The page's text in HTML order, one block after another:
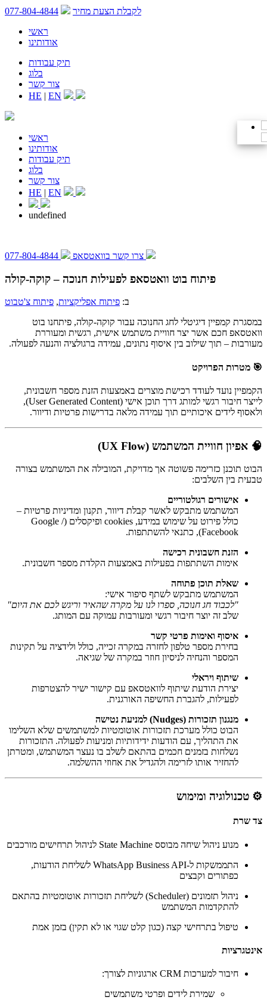
לקבלת הצעת מחיר
077-804-4844
ראשי
אודותינו
תיק עבודות
בלוג
צור קשר
HE | EN
ראשי
אודותינו
תיק עבודות
בלוג
צור קשר
HE | EN
undefined
צרו קשר בוואטסאפ 077-804-4844
פיתוח בוט וואטסאפ לפעילות חנוכה – קוקה-קולה
ב: פיתוח אפליקציות, פיתוח צ'טבוט
במסגרת קמפיין דיגיטלי לחג החנוכה עבור קוקה-קולה, פיתחנו בוט
וואטסאפ חכם אשר יצר חוויית משתמש אישית, רגשית ומעוררת
מעורבות – תוך שילוב בין איסוף נתונים, עמידה ברגולציה והנעה לפעולה.
🎯 מטרות הפרויקט
הקמפיין נועד לעודד רכישת מוצרים באמצעות הזנת מספר חשבונית,
לייצר חיבור רגשי למותג דרך תוכן אישי (User Generated Content),
ולאסוף לידים איכותיים תוך עמידה מלאה בדרישות פרטיות ודיוור.
🧠 אפיון חוויית המשתמש (UX Flow)
הבוט תוכנן כזרימה פשוטה אך מדויקת, המובילה את המשתמש בצורה
טבעית בין השלבים:
אישורים רגולטוריים
המשתמש מתבקש לאשר קבלת דיוור, תקנון ומדיניות פרטיות –
כולל פירוט על שימוש במידע, cookies ופיקסלים (Google /
Facebook), כתנאי להשתתפות.
הזנת חשבונית רכישה
אימות השתתפות בפעילות באמצעות הקלדת מספר חשבונית.
שאלת תוכן פתוחה
המשתמש מתבקש לשתף סיפור אישי:
"לכבוד חג חנוכה, ספרו לנו על מקרה שהאיר וריגש לכם את היום"
שלב זה יוצר חיבור רגשי ומעורבות עמוקה עם המותג.
איסוף ואימות פרטי קשר
בחירת מספר טלפון לחזרה במקרה זכייה, כולל ולידציה על תקינות
המספר והנחיה לניסיון חוזר במקרה של שגיאה.
שיתוף ויראלי
יצירת הודעת שיתוף לוואטסאפ עם קישור ישיר להצטרפות
לפעילות, להגברת החשיפה האורגנית.
מנגנון תזכורות (Nudges) למניעת נטישה
הבוט כולל מערכת תזכורות אוטומטיות למשתמשים שלא השלימו
את התהליך, עם הודעות ידידותיות ומניעות לפעולה. התזכורות
נשלחות בזמנים חכמים בהתאם לשלב בו נעצר המשתמש, ומטרתן
להחזיר אותו לזרימה ולהגדיל את אחוזי ההשלמה.
⚙️ טכנולוגיה ומימוש
צד שרת
מנוע ניהול שיחה מבוסס State Machine לניהול תרחישים מורכבים
התממשקות ל-WhatsApp Business API לשליחת הודעות,
כפתורים וקבצים
ניהול תזמונים (Scheduler) לשליחת תזכורות אוטומטיות בהתאם
להתקדמות המשתמש
טיפול בתרחישי קצה (כגון קלט שגוי או לא תקין) בזמן אמת
אינטגרציות
חיבור למערכות CRM ארגוניות לצורך:
שמירת לידים ופרטי משתמשים